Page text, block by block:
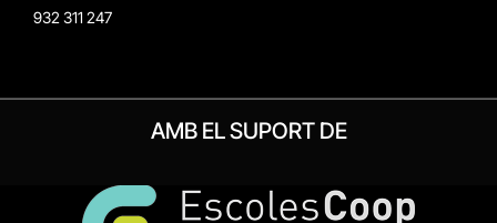
932 311 247
AMB EL SUPORT DE